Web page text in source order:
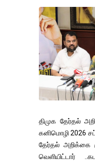
திமுக தேர்தல்
கனிமொழி 2026
தேர்தல் அறிக்கை
வெளியிட்டார்